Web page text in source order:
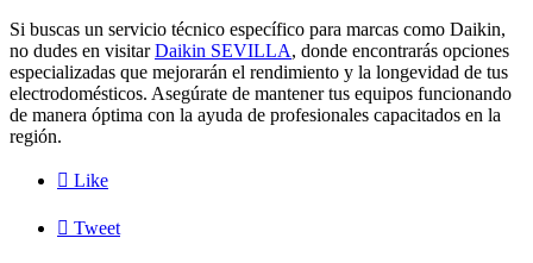
Si buscas un servicio técnico específico para marcas como Daikin,
no dudes en visitarDaikin SEVILLA, donde encontrarás opciones
especializadas que mejorarán el rendimiento y la longevidad de tus
electrodomésticos. Asegúrate de mantener tus equipos funcionando
de manera óptima con la ayuda de profesionales capacitados en la
región.
 Like
 Tweet